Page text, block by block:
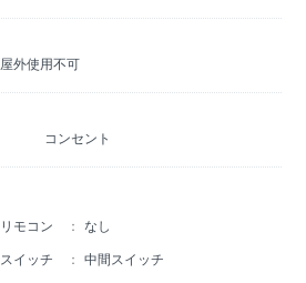
屋外使用不可
コンセント
リモコン
なし
スイッチ 中間スイッチ